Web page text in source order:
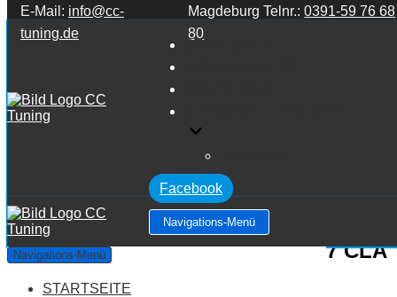
Zum Inhalt springen
E-Mail: info@cc-
tuning.de
Magdeburg Telnr.:0391-59 76 68
80
STARTSEITE
Facebook
Navigations-Menü
Navigations-Menü
STARTSEITE
Mercedes Benz CLA Klasse C117 CLA
Klasse 250